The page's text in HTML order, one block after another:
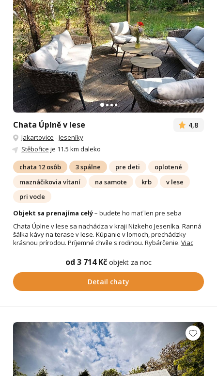
Chata Úplně v lese 4,8
Jakartovice -Jeseníky
Stěbořice je 11.5 km daleko
chata 12 osôb 3 spálne pre deti
oplotené
maznáčikovia vítaní
na samote krb
v lese
pri vode
Objekt sa prenajíma celý– budete ho mať len pre seba
Chata Úplne v lese sa nachádza v kraji Nízkeho Jeseníka. Ranná
šálka kávy na terase v lese. Kúpanie v lomoch, prechádzky
krásnou prírodou. Príjemné chvíle s rodinou. Rybárčenie. Viac
od 3 714 Kč objekt za noc
Detail chaty